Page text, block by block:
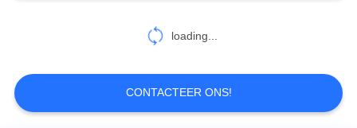
loading...
CONTACTEER ONS!